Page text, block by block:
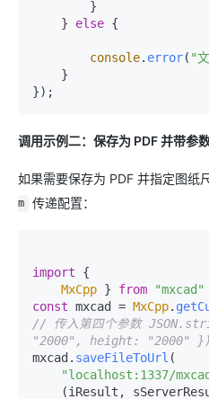
    }
else {
console. error( "
调用示例二：保存为 PDF 并带参
如果需要保存为 PDF 并指定图纸
m
传递配置：
import {
MxCpp } from
"mxcad"
const mxcad = MxCpp.
// 传入第四个参数
"2000", height: "2000" })
mxcad. saveFileToUrl (
"localhost:1337/
(iResult,